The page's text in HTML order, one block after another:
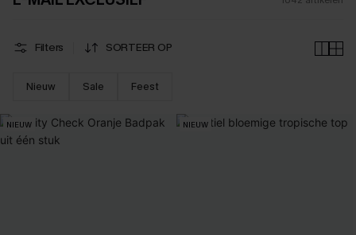
Filters SORTEER OP
Nieuw Sale Feest
NIEUW NIEUW